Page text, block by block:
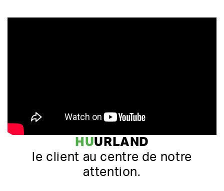
HUURLAND
le client au centre de notre
attention.